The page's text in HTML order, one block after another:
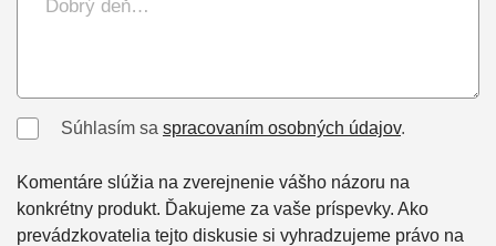
Súhlasím sa spracovaním osobných údajov.
Komentáre slúžia na zverejnenie vášho názoru na
konkrétny produkt. Ďakujeme za vaše príspevky. Ako
prevádzkovatelia tejto diskusie si vyhradzujeme právo na